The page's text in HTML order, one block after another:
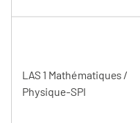
LAS 1 Mathématiques /
Physique-SPI